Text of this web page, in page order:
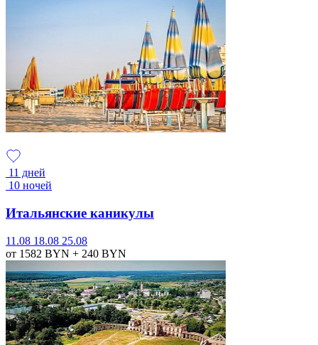
11 дней
10 ночей
Итальянские каникулы
11.08 18.08 25.08
от 1582 BYN + 240 BYN